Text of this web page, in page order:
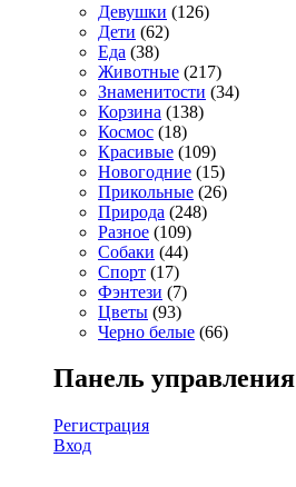
Девушки (126)
Дети (62)
Еда (38)
Животные (217)
Знаменитости (34)
Корзина (138)
Космос (18)
Красивые (109)
Новогодние (15)
Прикольные (26)
Природа (248)
Разное (109)
Собаки (44)
Спорт (17)
Фэнтези (7)
Цветы (93)
Черно белые (66)
Панель управления
Регистрация
Вход